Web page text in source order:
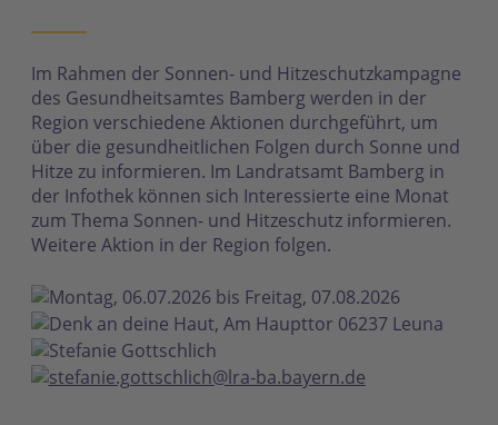
Im Rahmen der Sonnen- und Hitzeschutzkampagne
des Gesundheitsamtes Bamberg werden in der
Region verschiedene Aktionen durchgeführt, um
über die gesundheitlichen Folgen durch Sonne und
Hitze zu informieren. Im Landratsamt Bamberg in
der Infothek können sich Interessierte eine Monat
zum Thema Sonnen- und Hitzeschutz informieren.
Weitere Aktion in der Region folgen.
Montag, 06.07.2026 bis Freitag, 07.08.2026
Denk an deine Haut, Am Haupttor 06237 Leuna
Stefanie Gottschlich
stefanie.gottschlich@lra-ba.bayern.de